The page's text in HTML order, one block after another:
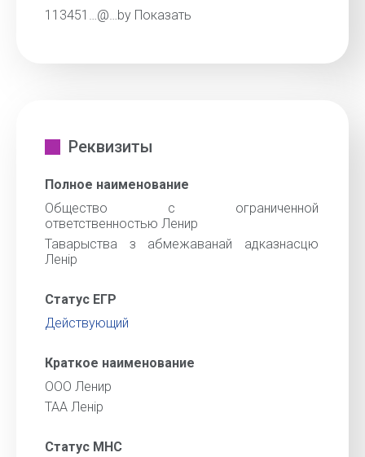
113451…@…by Показать
Реквизиты
Полное наименование
Общество с ограниченной
ответственностью Ленир
Таварыства з абмежаванай адказнасцю
Ленір
Статус ЕГР
Действующий
Краткое наименование
ООО Ленир
ТАА Ленір
Статус МНС